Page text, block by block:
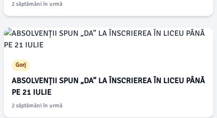
2 săptămâni în urmă
Gorj
ABSOLVENȚII SPUN „DA” LA ÎNSCRIEREA ÎN LICEU PÂNĂ
PE 21 IULIE
2 săptămâni în urmă